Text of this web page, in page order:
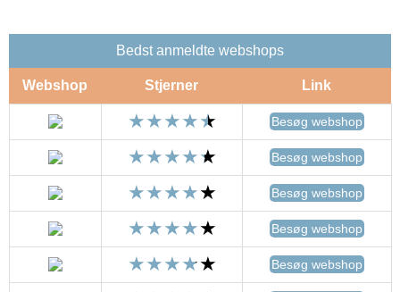
Bedst anmeldte webshops
Webshop Stjerner Link
Besøg webshop
Besøg webshop
Besøg webshop
Besøg webshop
Besøg webshop